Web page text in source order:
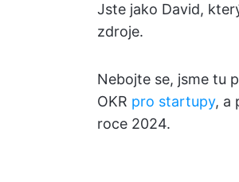
Jste jako David,
zdroje.
Nebojte se, jsme tu
OKR pro startupy, a
roce 2024.